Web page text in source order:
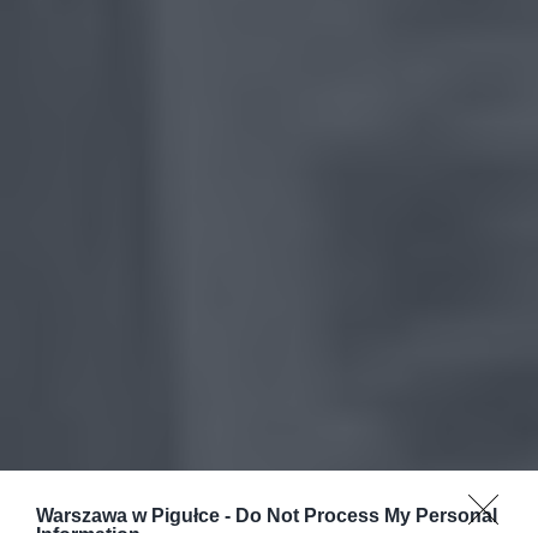
Warszawa w Pigułce - Do Not Process My Personal